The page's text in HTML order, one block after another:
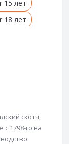
15 лет
18 лет
Ben Nevis
скотч,
1798-го на